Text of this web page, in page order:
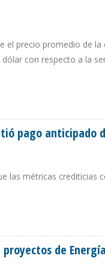
el precio promedio de
con respecto a la
pago anticipado
las métricas crediticias
de